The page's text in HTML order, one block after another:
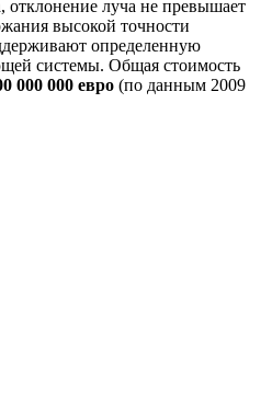
отклонение луча не превышает
высокой точности
определенную
системы. Общая стоимость
000 000 евро (по данным 2009